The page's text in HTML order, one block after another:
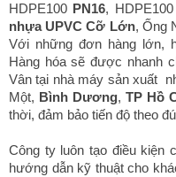
HDPE100 PN16, HDPE100
nhựa UPVC Cỡ Lớn, Ống
Với những đơn hàng lớn,
Hàng hóa sẽ được nhanh
Vân tại nhà máy sản xuất
Một, Bình Dương, TP Hồ
thời, đảm bảo tiến độ theo
Công ty luôn tạo điều kiện
hướng dẫn kỹ thuật cho